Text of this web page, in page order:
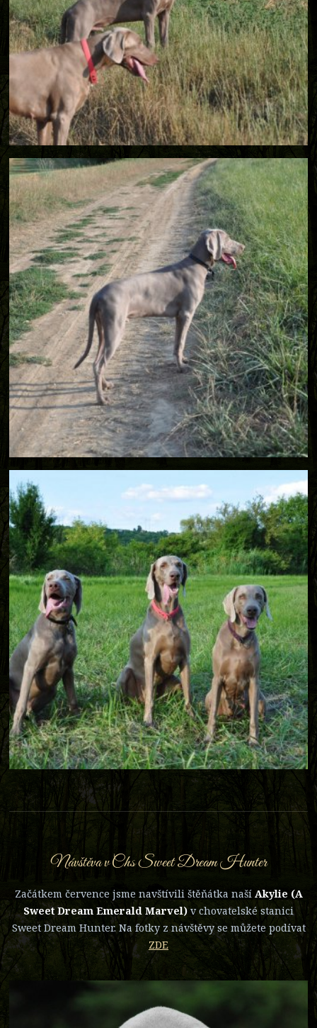
Návštěva v Chs Sweet Dream Hunter
Začátkem července jsme navštívili štěňátka naší Akylie (A
Sweet Dream Emerald Marvel) v chovatelské stanici
Sweet Dream Hunter. Na fotky z návštěvy se můžete podívat
ZDE